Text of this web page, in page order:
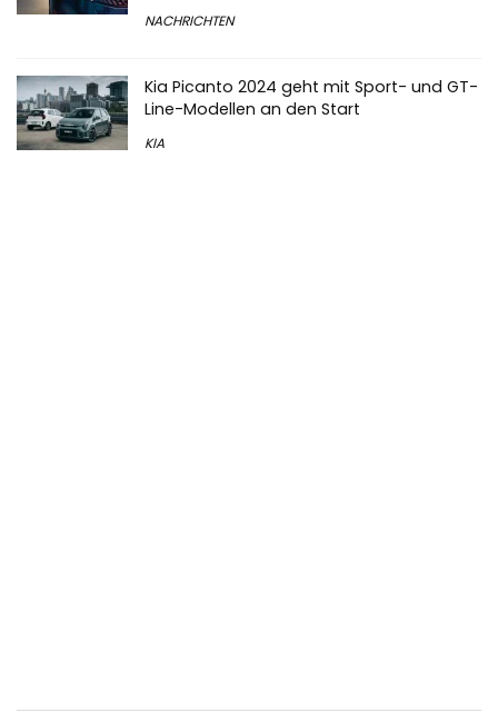
NACHRICHTEN
Kia Picanto 2024 geht mit Sport- und GT-
Line-Modellen an den Start
KIA